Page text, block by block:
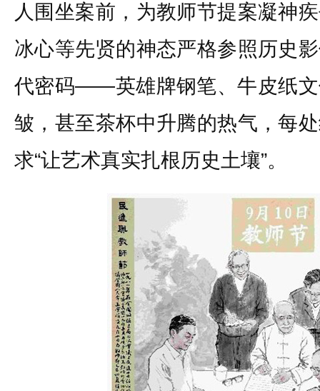
人围坐案前，为教师节提案凝神
冰心等先贤的神态严格参照历史
代密码——英雄牌钢笔、牛皮纸
皱，甚至茶杯中升腾的热气，每
求“让艺术真实扎根历史土壤”。